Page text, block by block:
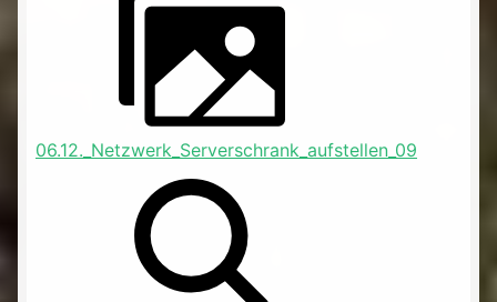
06.12._Netzwerk_Serverschrank_aufstellen_09